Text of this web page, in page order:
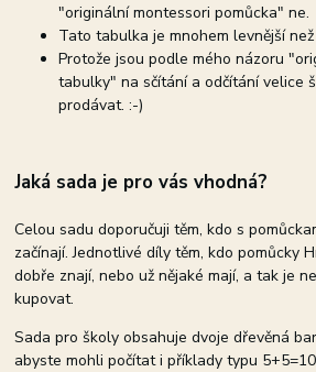
"originální montessori pomůcka" ne.
Tato tabulka je mnohem levnější
Protože jsou podle mého názoru
tabulky" na sčítání a odčítání velice
prodávat. :-)
Jaká sada je pro vás vhodná?
Celou sadu doporučuji těm, kdo s
začínají. Jednotlivé díly těm, kdo pomůcky
dobře znají, nebo už nějaké mají, a tak je
kupovat.
Sada pro školy obsahuje dvoje dřevěná
abyste mohli počítat i příklady typu